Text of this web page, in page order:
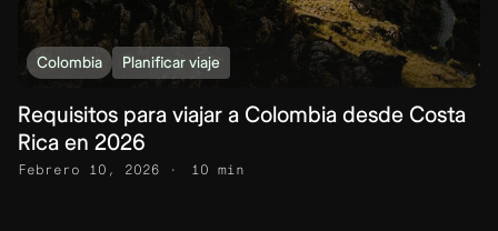
Colombia Planificar viaje
Requisitos para viajar a Colombia desde Costa
Rica en 2026
Febrero 10, 2026 10 min